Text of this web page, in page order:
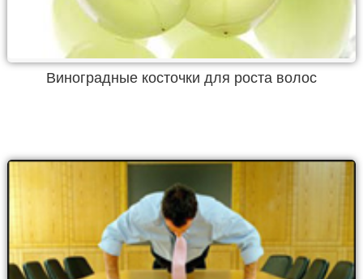
Виноградные косточки для роста волос